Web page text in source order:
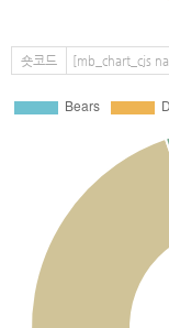
숏코드